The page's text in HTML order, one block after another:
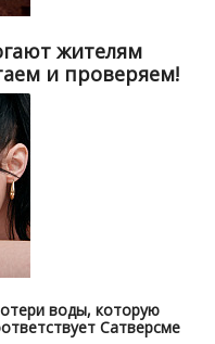
жителям
и проверяем!
воды, которую
Сатверсме